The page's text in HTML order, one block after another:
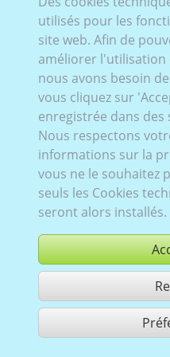
Foton
utilisés pour les
site web. Afin de
améliorer l'utilisation
nous avons besoin
vous cliquez sur
enregistrée dans
Nous respectons
informations sur la
vous ne le souhaitez
seuls les Cookies
seront alors installés.